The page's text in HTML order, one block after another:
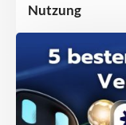
Nutzung